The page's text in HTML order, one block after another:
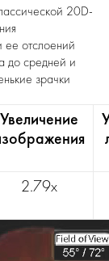
20D-
ее отслоений
до средней и
зрачки
Увеличение
2.79х